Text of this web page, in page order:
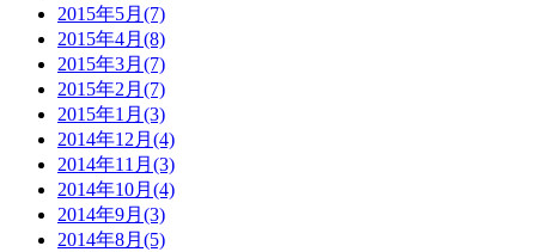
2015年5月(7)
2015年4月(8)
2015年3月(7)
2015年2月(7)
2015年1月(3)
2014年12月(4)
2014年11月(3)
2014年10月(4)
2014年9月(3)
2014年8月(5)